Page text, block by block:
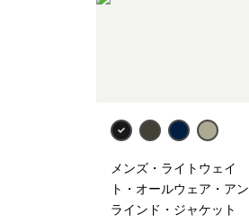
メンズ・ライトウェイ
ト・オールウェア・アン
ラインド・ジャケット